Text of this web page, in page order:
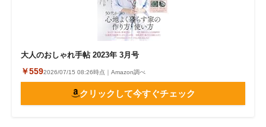
大人のおしゃれ手帖 2023年 3月号
￥5592026/07/15 08:26時点｜Amazon調べ
クリックして今すぐチェック